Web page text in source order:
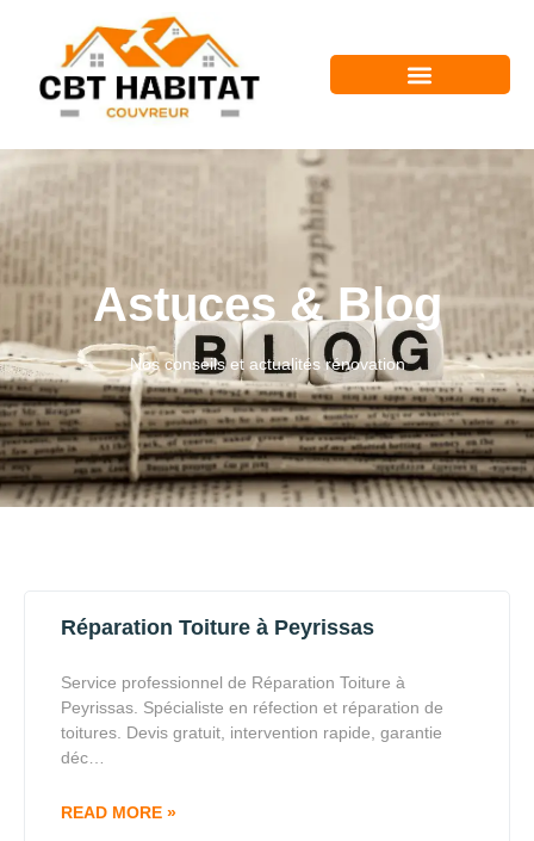
Astuces & Blog
Nos conseils et actualités rénovation
Réparation Toiture à Peyrissas
Service professionnel de Réparation Toiture à
Peyrissas. Spécialiste en réfection et réparation de
toitures. Devis gratuit, intervention rapide, garantie
déc…
READ MORE »